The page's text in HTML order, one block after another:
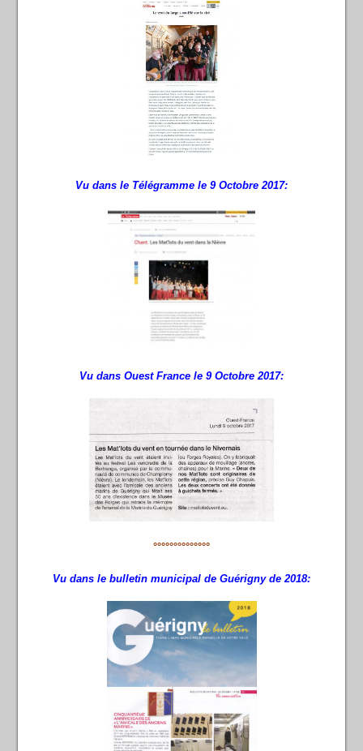
Vu dans le Télégramme le 9 Octobre 2017:
Vu dans Ouest France le 9 Octobre 2017:
°°°°°°°°°°°°°°
Vu dans le bulletin municipal de Guérigny de 2018: